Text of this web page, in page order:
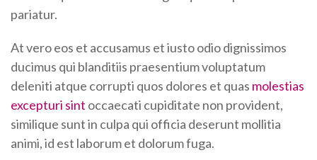
pariatur.
At vero eos et accusamus et iusto odio dignissimos
ducimus qui blanditiis praesentium voluptatum
deleniti atque corrupti quos dolores et quas molestias
excepturi sint occaecati cupiditate non provident,
similique sunt in culpa qui officia deserunt mollitia
animi, id est laborum et dolorum fuga.